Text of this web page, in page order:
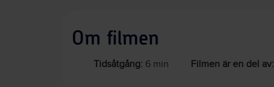
Om filmen
Tidsåtgång: 6 min Filmen är en del av: